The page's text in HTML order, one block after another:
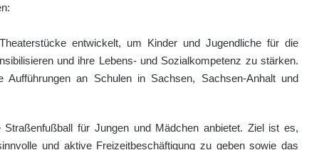
entwickelt, um Kinder und Jugendliche für die
und ihre Lebens- und Sozialkompetenz zu stärken.
an Schulen in Sachsen, Sachsen-Anhalt und
Straßenfußball für Jungen und Mädchen anbietet. Ziel ist es,
und aktive Freizeitbeschäftigung zu geben sowie das